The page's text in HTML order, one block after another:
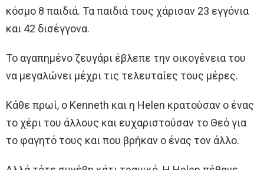
κόσμο 8 παιδιά. Τα παιδιά τους χάρισαν 23 εγγόνια
και 42 δισέγγονα.
Το αγαπημένο ζευγάρι έβλεπε την οικογένεια του
να μεγαλώνει μέχρι τις τελευταίες τους μέρες.
Κάθε πρωί, ο Kenneth και η Helen κρατούσαν ο ένας
το χέρι του άλλους και ευχαριστούσαν το Θεό για
το φαγητό τους και που βρήκαν ο ένας τον άλλο.